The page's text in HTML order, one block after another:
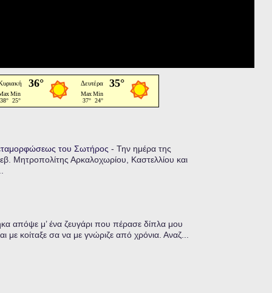
του Σωτήρος - Την ημέρα της
Μητροπολίτης Αρκαλοχωρίου, Καστελλίου και
απόψε μ’ ένα ζευγάρι που πέρασε δίπλα μου
με κοίταξε σα να με γνώριζε από χρόνια. Αναζ...